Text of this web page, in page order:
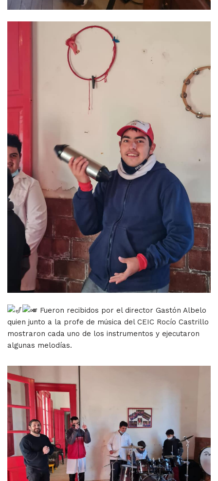
Fueron recibidos por el director Gastón Albelo
quien junto a la profe de música del CEIC Rocío Castrillo
mostraron cada uno de los instrumentos y ejecutaron
algunas melodías.